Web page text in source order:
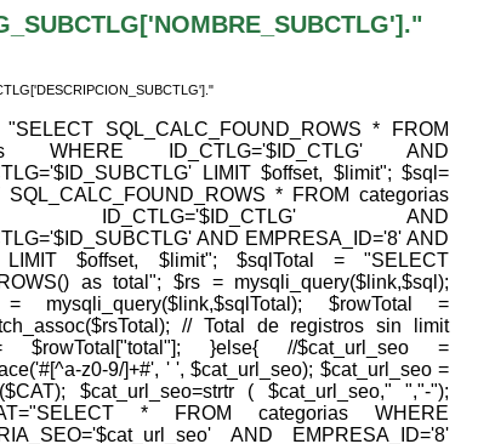
SQL_CALC_FOUND_ROWS * FROM
WHERE ID_CTLG='$ID_CTLG' AND
LIMIT $offset, $limit"; $sql=
SQL_CALC_FOUND_ROWS * FROM categorias
ID_CTLG='$ID_CTLG' AND
AND EMPRESA_ID='8' AND
LIMIT $offset, $limit"; $sqlTotal = "SELECT
as total"; $rs = mysqli_query($link,$sql);
mysqli_query($link,$sqlTotal); $rowTotal =
// Total de registros sin limit
}else{ //$cat_url_seo =
z0-9/]+#', ' ', $cat_url_seo); $cat_url_seo =
$cat_url_seo=strtr ( $cat_url_seo," ","-");
* FROM categorias WHERE
AND EMPRESA_ID='8'